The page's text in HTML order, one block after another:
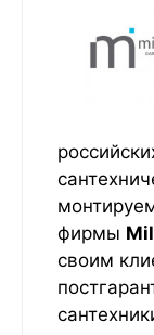
фирмы
своим